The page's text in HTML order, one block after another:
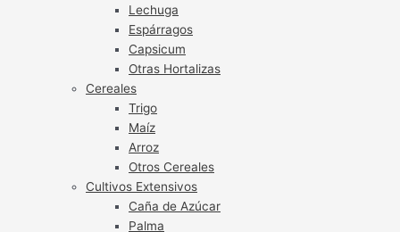
Lechuga
Espárragos
Capsicum
Otras Hortalizas
Cereales
Trigo
Maíz
Arroz
Otros Cereales
Cultivos Extensivos
Caña de Azúcar
Palma